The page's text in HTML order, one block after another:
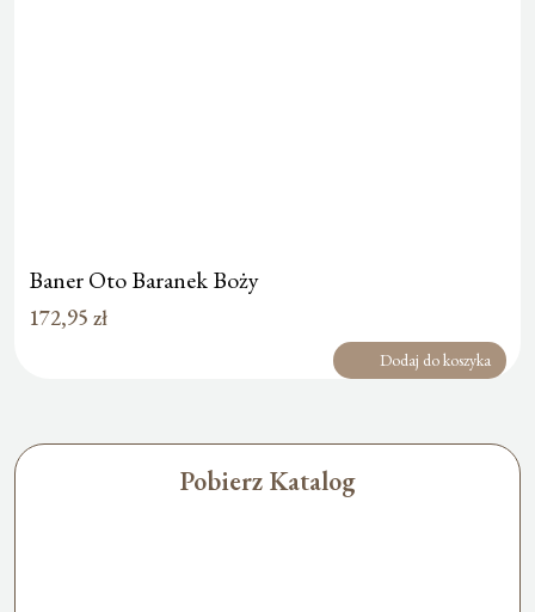
Baner Oto Baranek Boży
172,95 zł
Dodaj do koszyka
Pobierz Katalog